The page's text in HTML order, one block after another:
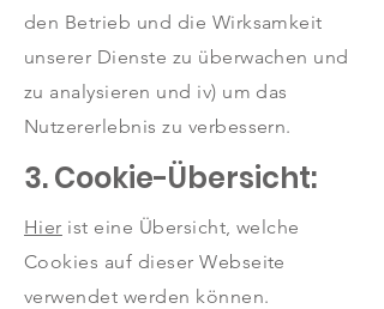
den Betrieb und die Wirksamkeit
unserer Dienste zu überwachen und
zu analysieren und iv) um das
Nutzererlebnis zu verbessern.
3. Cookie-Übersicht:
Hier ist eine Übersicht, welche
Cookies auf dieser Webseite
verwendet werden können.